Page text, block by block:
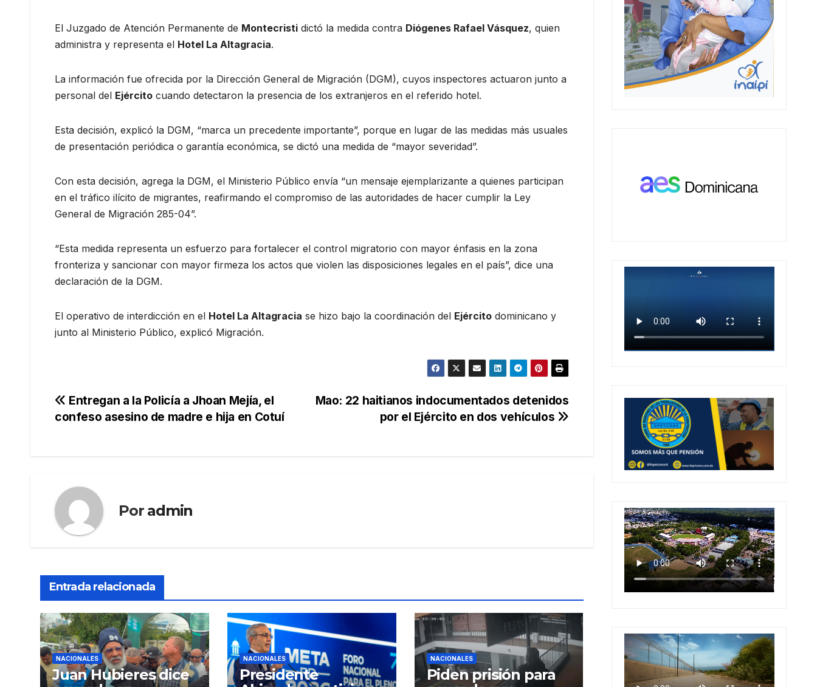
El Juzgado de Atención Permanente de Montecristi dictó la medida contra Diógenes Rafael Vásquez, quien
administra y representa el Hotel La Altagracia.
La información fue ofrecida por la Dirección General de Migración (DGM), cuyos inspectores actuaron junto a
personal del Ejército cuando detectaron la presencia de los extranjeros en el referido hotel.
Esta decisión, explicó la DGM, “marca un precedente importante”, porque en lugar de las medidas más usuales
de presentación periódica o garantía económica, se dictó una medida de “mayor severidad”.
Con esta decisión, agrega la DGM, el Ministerio Público envía “un mensaje ejemplarizante a quienes participan
en el tráfico ilícito de migrantes, reafirmando el compromiso de las autoridades de hacer cumplir la Ley
General de Migración 285-04”.
“Esta medida representa un esfuerzo para fortalecer el control migratorio con mayor énfasis en la zona
fronteriza y sancionar con mayor firmeza los actos que violen las disposiciones legales en el país”, dice una
declaración de la DGM.
El operativo de interdicción en el Hotel La Altagracia se hizo bajo la coordinación del Ejército dominicano y
junto al Ministerio Público, explicó Migración.
Navegación
Mao: 22 haitianos indocumentados detenidos
por el Ejército en dos vehículos
Entregan a la Policía a Jhoan Mejía, el
confeso asesino de madre e hija en Cotuí
Por admin
Entrada relacionada
NACIONALES
Juan Hubieres dice
NACIONALES
Presidente
NACIONALES
Piden prisión para